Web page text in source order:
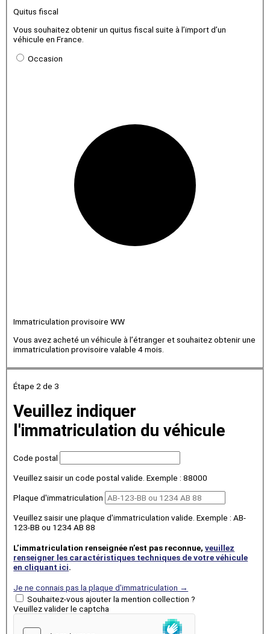
Quitus fiscal
Vous souhaitez obtenir un quitus fiscal suite à l’import d’un
véhicule en France.
Occasion
Immatriculation provisoire WW
Vous avez acheté un véhicule à l’étranger et souhaitez obtenir une
immatriculation provisoire valable 4 mois.
Étape 2de 3
Veuillez indiquer
l'immatriculation du véhicule
Code postal
Veuillez saisir un code postal valide. Exemple : 88000
Plaque d'immatriculation
Veuillez saisir une plaque d'immatriculation valide. Exemple : AB-
123-BB ou 1234 AB 88
L’immatriculation renseignée n’est pas reconnue,veuillez
renseigner les caractéristiques techniques de votre véhicule
en cliquant ici.
Je ne connais pas la plaque d'immatriculation →
Souhaitez-vous ajouter la mention collection ?
Veuillez valider le captcha